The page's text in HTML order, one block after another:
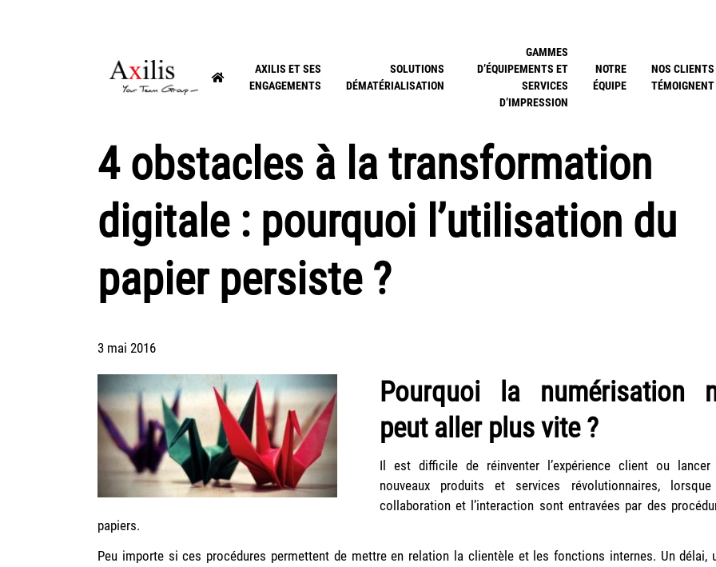
AXILIS ET SES
ENGAGEMENTS
SOLUTIONS
DÉMATÉRIALISATION
GAMMES
D’ÉQUIPEMENTS ET
SERVICES
D’IMPRESSION
NOTRE
ÉQUIPE
NOS CLIENTS
TÉMOIGNENT
4 obstacles à la transformation
digitale : pourquoi l’utilisation du
papier persiste ?
3 mai 2016
Pourquoi la numérisation
peut aller plus vite ?
Il est difficile de réinventer l’expérience client ou lancer
nouveaux produits et services révolutionnaires,
collaboration et l’interaction sont entravées par des
papiers.
Peu importe si ces procédures permettent de mettre en relation la clientèle et les fonctions internes. Un délai,